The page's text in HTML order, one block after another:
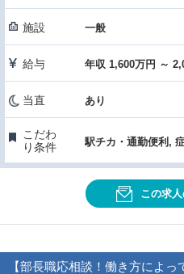
施設 一般
給与 年収 1,600万円 ～
当直 あり
こだわ
り条件
この求
【部長職応相談！働き方によ